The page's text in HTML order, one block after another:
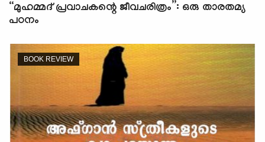
“മുഹമ്മദ് പ്രവാചകന്റെ ജീവചരിത്രം”: ഒരു താരതമ്യ
പഠനം
BOOK REVIEW